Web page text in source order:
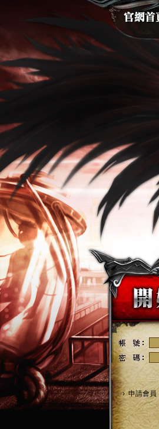
›申請會員